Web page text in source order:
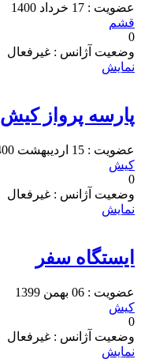
عضویت : 17 خرداد 1400
قشم
0
وضعیت آژانس : غیرفعال
نمایش
پارسه پرواز کیش
عضویت : 15 اردیبهشت 1400
کیش
0
وضعیت آژانس : غیرفعال
نمایش
ایستگاه سفر
عضویت : 06 بهمن 1399
کیش
0
وضعیت آژانس : غیرفعال
نمایش